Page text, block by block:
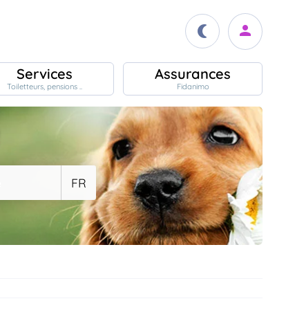
Services
Toiletteurs, pensions ..
Assurances
Fidanimo
FR